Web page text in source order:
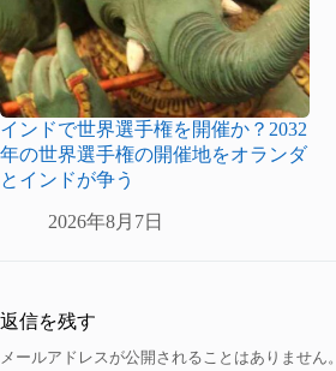
インドで世界選手権を開催か？2032
年の世界選手権の開催地をオランダ
とインドが争う
2026年8月7日
返信を残す
メールアドレスが公開されることはありません。